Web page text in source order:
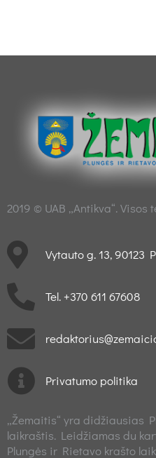
2019 © UAB „Antikva“. Visos
Vytauto g. 13, 90123
Tel. +370 611 67608
Privatumo politika
„Žemaitis“ yra didžiausias
laikraštis. Leidžiamas du
Plungės ir Rietavo krašto